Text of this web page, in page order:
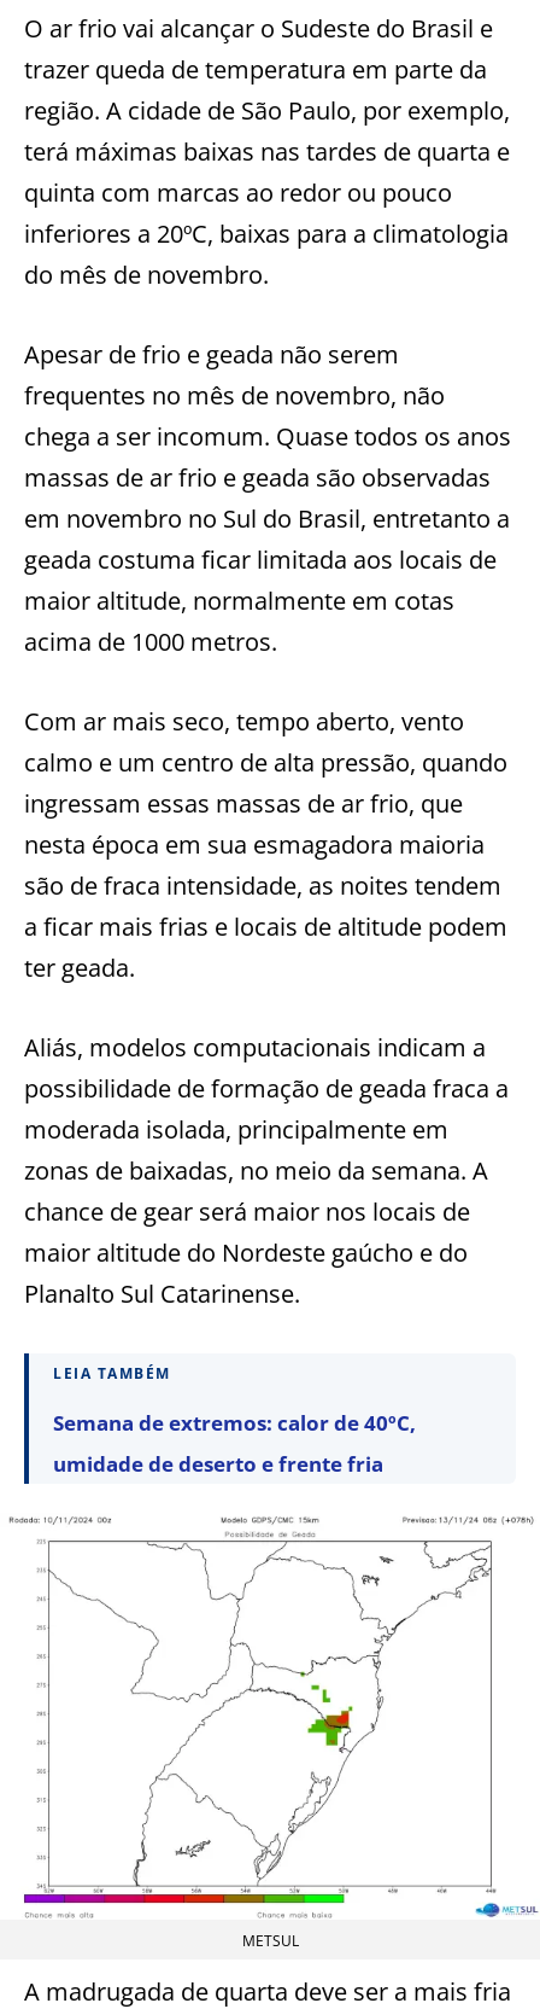
O ar frio vai alcançar o Sudeste do Brasil e
trazer queda de temperatura em parte da
região. A cidade de São Paulo, por exemplo,
terá máximas baixas nas tardes de quarta e
quinta com marcas ao redor ou pouco
inferiores a 20ºC, baixas para a climatologia
do mês de novembro.
Apesar de frio e geada não serem
frequentes no mês de novembro, não
chega a ser incomum. Quase todos os anos
massas de ar frio e geada são observadas
em novembro no Sul do Brasil, entretanto a
geada costuma ficar limitada aos locais de
maior altitude, normalmente em cotas
acima de 1000 metros.
Com ar mais seco, tempo aberto, vento
calmo e um centro de alta pressão, quando
ingressam essas massas de ar frio, que
nesta época em sua esmagadora maioria
são de fraca intensidade, as noites tendem
a ficar mais frias e locais de altitude podem
ter geada.
Aliás, modelos computacionais indicam a
possibilidade de formação de geada fraca a
moderada isolada, principalmente em
zonas de baixadas, no meio da semana. A
chance de gear será maior nos locais de
maior altitude do Nordeste gaúcho e do
Planalto Sul Catarinense.
LEIA TAMBÉM
Semana de extremos: calor de 40ºC,
umidade de deserto e frente fria
METSUL
A madrugada de quarta deve ser a mais fria